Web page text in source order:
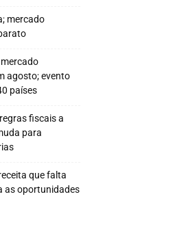
mercado
agosto; evento
países
fiscais a
para
que falta
as oportunidades